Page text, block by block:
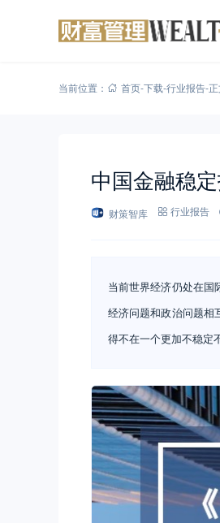
当前位置： 首页-下载-行业报告-
中国金融稳
财策智库 行业报告
当前世界经济仍处在国
经济问题和政治问题相
得不在一个更加不稳定